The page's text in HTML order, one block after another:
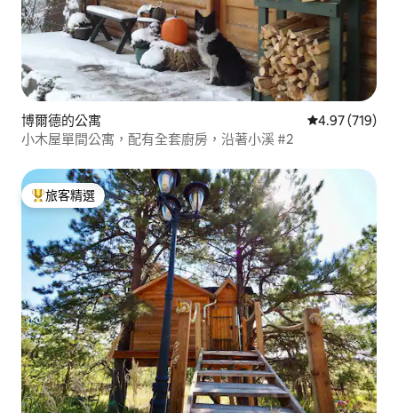
博爾德的公寓 從 719 則評價
4.97 (719)
小木屋單間公寓，配有全套廚房，沿著小溪 #2
旅客精選榜首
旅客精選